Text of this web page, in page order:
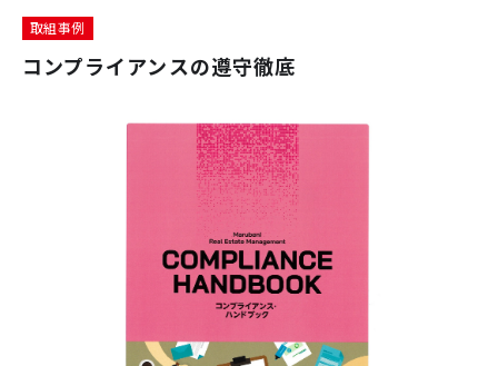
取組事例
コンプライアンスの遵守徹底